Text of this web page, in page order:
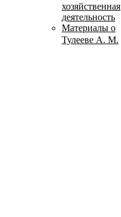
хозяйственная
деятельность
Материалы о
Тулееве А. М.